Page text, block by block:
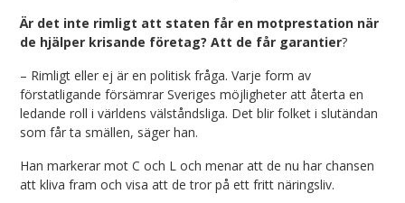
Är det inte rimligt att staten får en motprestation när
de hjälper krisande företag? Att de får garantier?
– Rimligt eller ej är en politisk fråga. Varje form av
förstatligande försämrar Sveriges möjligheter att återta en
ledande roll i världens välståndsliga. Det blir folket i slutändan
som får ta smällen, säger han.
Han markerar mot C och L och menar att de nu har chansen
att kliva fram och visa att de tror på ett fritt näringsliv.